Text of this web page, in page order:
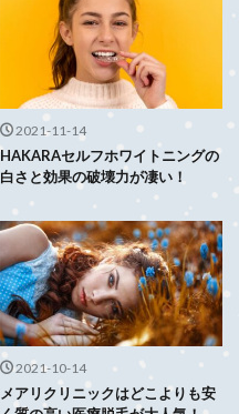
2021-11-14
HAKARAセルフホワイトニングの
白さと効果の破壊力が凄い！
2021-10-14
メアリクリニックはどこよりも安